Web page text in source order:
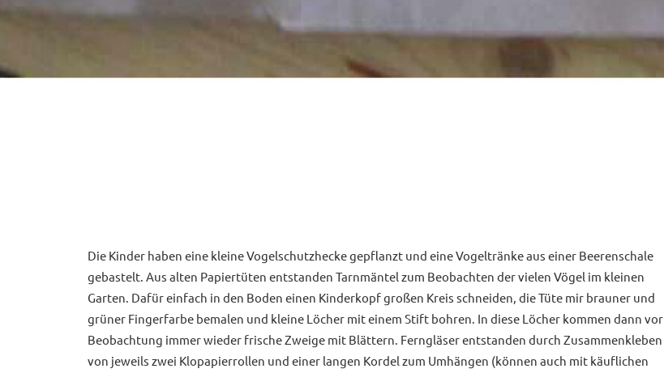
Die Kinder haben eine kleine Vogelschutzhecke gepflanzt und eine Vogeltränke aus einer Beerenschale
gebastelt. Aus alten Papiertüten entstanden Tarnmäntel zum Beobachten der vielen Vögel im kleinen
Garten. Dafür einfach in den Boden einen Kinderkopf großen Kreis schneiden, die Tüte mir brauner und
grüner Fingerfarbe bemalen und kleine Löcher mit einem Stift bohren. In diese Löcher kommen dann vor
Beobachtung immer wieder frische Zweige mit Blättern. Ferngläser entstanden durch Zusammenkleben
von jeweils zwei Klopapierrollen und einer langen Kordel zum Umhängen (können auch mit käuflichen